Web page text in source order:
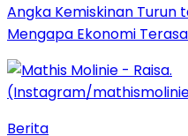
Angka Kemiskinan Turun
Mengapa Ekonomi
Berita